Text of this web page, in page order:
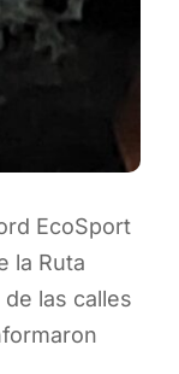
EcoSport
la Ruta
las calles